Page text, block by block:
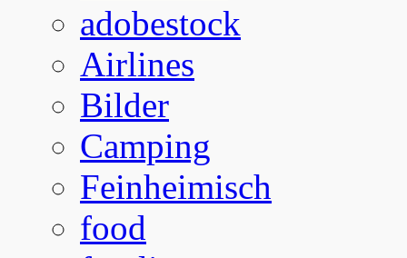
adobestock
Airlines
Bilder
Camping
Feinheimisch
food